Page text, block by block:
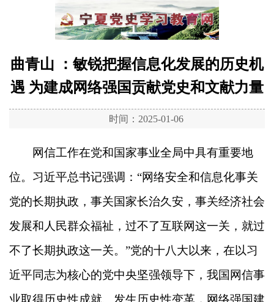
曲青山 ：敏锐把握信息化发展的历史机
遇 为建成网络强国贡献党史和文献力量
时间：2025-01-06
网信工作在党和国家事业全局中具有重要地
位。习近平总书记强调：“网络安全和信息化事关
党的长期执政，事关国家长治久安，事关经济社会
发展和人民群众福祉，过不了互联网这一关，就过
不了长期执政这一关。”党的十八大以来，在以习
近平同志为核心的党中央坚强领导下，我国网信事
业取得历史性成就、发生历史性变革，网络强国建